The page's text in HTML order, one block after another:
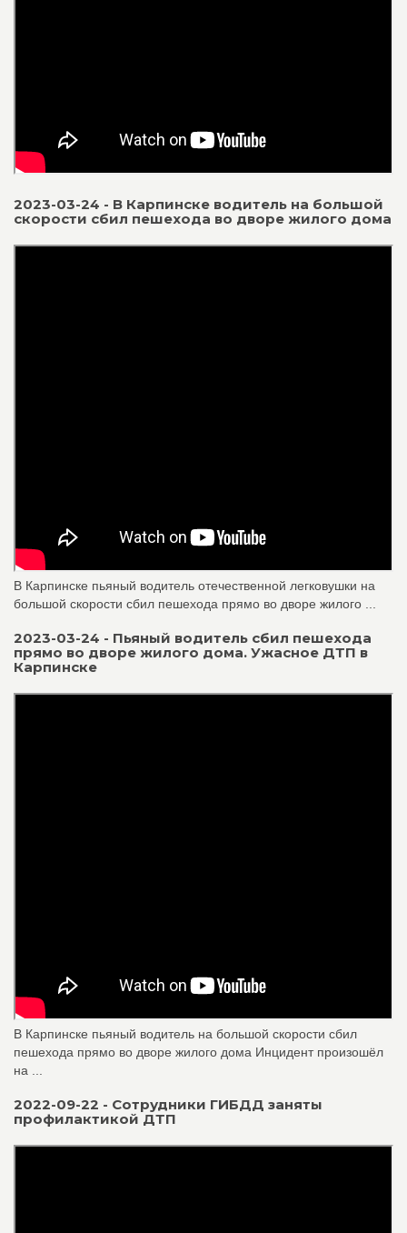
2023-03-24 - В Карпинске водитель на большой
скорости сбил пешехода во дворе жилого дома
В Карпинске пьяный водитель отечественной легковушки на
большой скорости сбил пешехода прямо во дворе жилого ...
2023-03-24 - Пьяный водитель сбил пешехода
прямо во дворе жилого дома. Ужасное ДТП в
Карпинске
В Карпинске пьяный водитель на большой скорости сбил
пешехода прямо во дворе жилого дома Инцидент произошёл
на ...
2022-09-22 - Сотрудники ГИБДД заняты
профилактикой ДТП